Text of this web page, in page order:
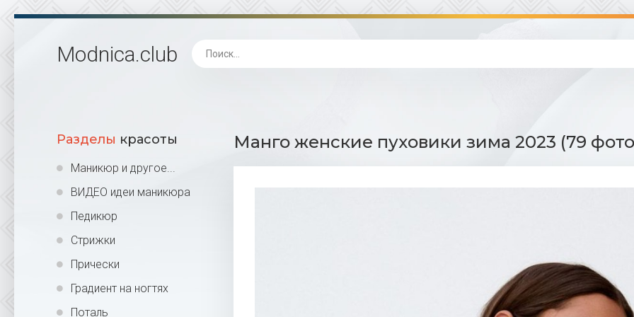
Modnica.club
Разделы красоты
Маникюр и другое...
ВИДЕО идеи маникюра
Педикюр
Стрижки
Прически
Градиент на ногтях
Поталь
Манго женские пуховики зима 2023 (79